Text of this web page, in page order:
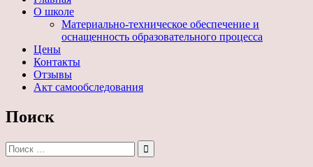
О школе
Материально-техническое обеспечение и
оснащенность образовательного процесса
Цены
Контакты
Отзывы
Акт самообследования
Поиск
Поиск: